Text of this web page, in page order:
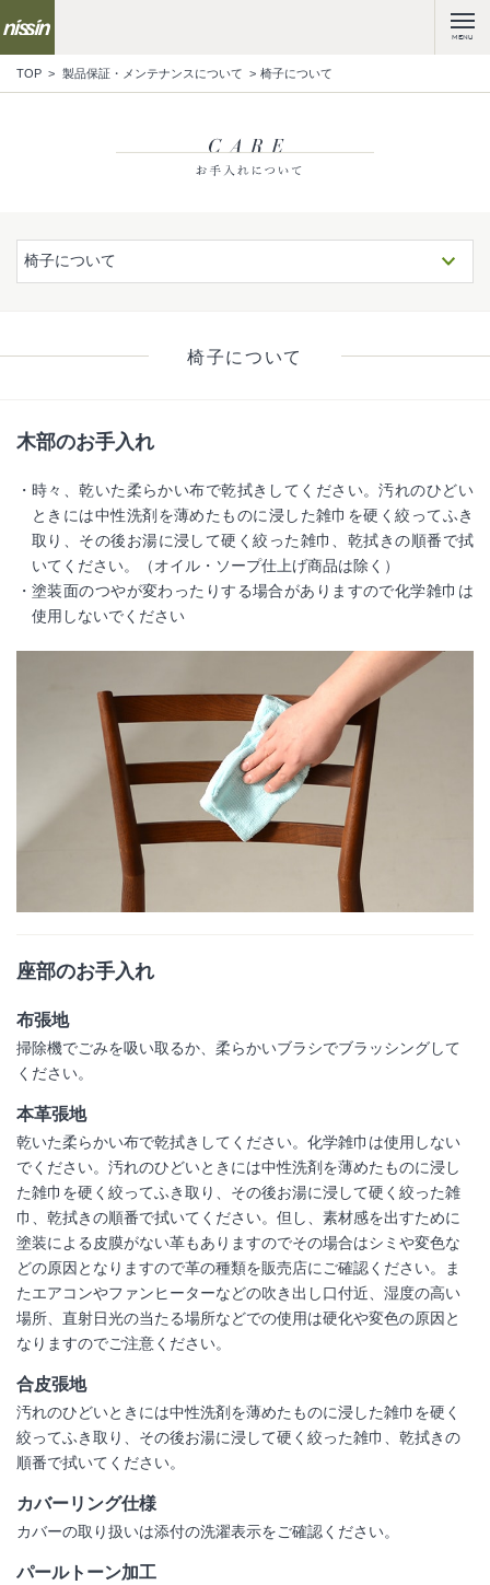
MENU
TOP 製品保証・メンテナンスについて 椅子について
椅子について
椅子について
木部のお手入れ
時々、乾いた柔らかい布で乾拭きしてください。汚れのひどい
ときには中性洗剤を薄めたものに浸した雑巾を硬く絞ってふき
取り、その後お湯に浸して硬く絞った雑巾、乾拭きの順番で拭
いてください。（オイル・ソープ仕上げ商品は除く）
塗装面のつやが変わったりする場合がありますので化学雑巾は
使用しないでください
座部のお手入れ
布張地
掃除機でごみを吸い取るか、柔らかいブラシでブラッシングして
ください。
本革張地
乾いた柔らかい布で乾拭きしてください。化学雑巾は使用しない
でください。汚れのひどいときには中性洗剤を薄めたものに浸し
た雑巾を硬く絞ってふき取り、その後お湯に浸して硬く絞った雑
巾、乾拭きの順番で拭いてください。但し、素材感を出すために
塗装による皮膜がない革もありますのでその場合はシミや変色な
どの原因となりますので革の種類を販売店にご確認ください。ま
たエアコンやファンヒーターなどの吹き出し口付近、湿度の高い
場所、直射日光の当たる場所などでの使用は硬化や変色の原因と
なりますのでご注意ください。
合皮張地
汚れのひどいときには中性洗剤を薄めたものに浸した雑巾を硬く
絞ってふき取り、その後お湯に浸して硬く絞った雑巾、乾拭きの
順番で拭いてください。
カバーリング仕様
カバーの取り扱いは添付の洗濯表示をご確認ください。
パールトーン加工